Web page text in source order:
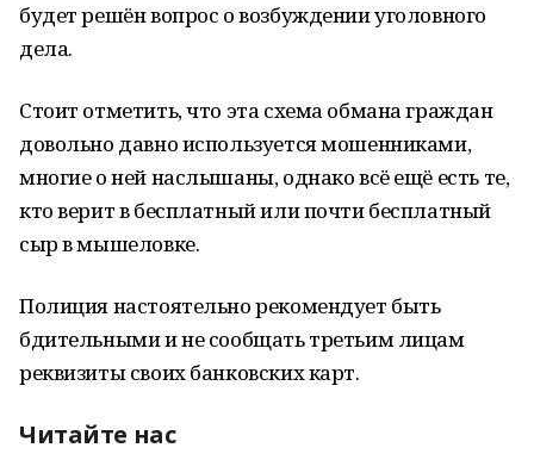
будет решён вопрос о возбуждении уголовного
дела.
Стоит отметить, что эта схема обмана граждан
довольно давно используется мошенниками,
многие о ней наслышаны, однако всё ещё есть те,
кто верит в бесплатный или почти бесплатный
сыр в мышеловке.
Полиция настоятельно рекомендует быть
бдительными и не сообщать третьим лицам
реквизиты своих банковских карт.
Читайте нас